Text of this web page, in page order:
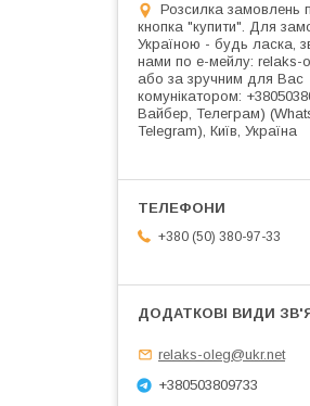
Розсилка замовлень
кнопка "купити". Для
Україною - будь ласка,
нами по е-мейлу: relaks-
або за зручним для Вас
комунікатором:
Вайбер, Телеграм)
Telegram), Київ, Україна
+380 (50) 380-97-33
relaks-oleg@ukr.net
+380503809733